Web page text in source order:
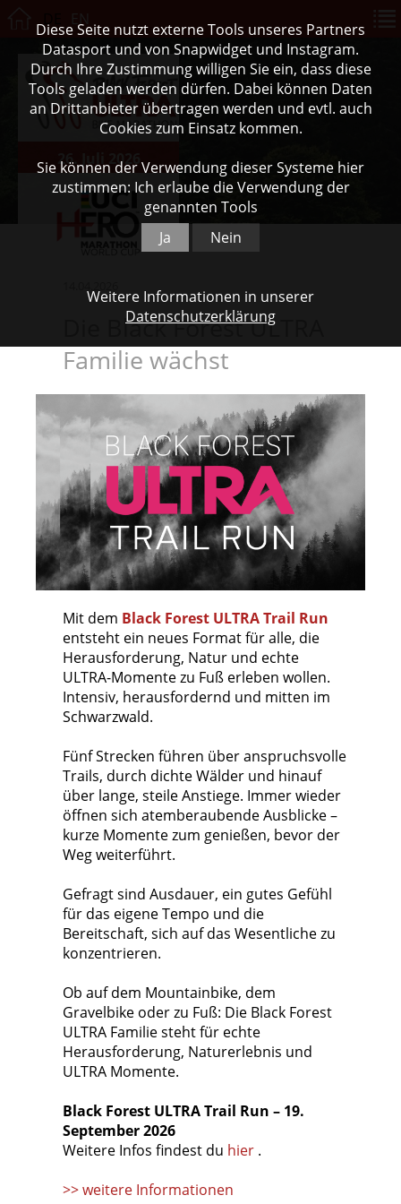
26. Juli 2026
Die Black Forest ULTRA
Familie wächst
Mit dem Black Forest ULTRA Trail Run
entsteht ein neues Format für alle, die
Herausforderung, Natur und echte
ULTRA-Momente zu Fuß erleben wollen.
Intensiv, herausfordernd und mitten im
Schwarzwald.
Fünf Strecken führen über anspruchsvolle
Trails, durch dichte Wälder und hinauf
über lange, steile Anstiege. Immer wieder
öffnen sich atemberaubende Ausblicke –
kurze Momente zum genießen, bevor der
Weg weiterführt.
Gefragt sind Ausdauer, ein gutes Gefühl
für das eigene Tempo und die
Bereitschaft, sich auf das Wesentliche zu
konzentrieren.
Ob auf dem Mountainbike, dem
Gravelbike oder zu Fuß: Die Black Forest
ULTRA Familie steht für echte
Herausforderung, Naturerlebnis und
ULTRA Momente.
Black Forest ULTRA Trail Run – 19.
September 2026
Weitere Infos findest du hier .
>> weitere Informationen
Diese Seite nutzt externe Tools unseres Partners
Datasport und von Snapwidget und Instagram.
Durch Ihre Zustimmung willigen Sie ein, dass diese
Tools geladen werden dürfen. Dabei können Daten
an Drittanbieter übertragen werden und evtl. auch
Cookies zum Einsatz kommen.
Sie können der Verwendung dieser Systeme hier
zustimmen: Ich erlaube die Verwendung der
genannten Tools
Ja
Nein
Weitere Informationen in unserer
Datenschutzerklärung